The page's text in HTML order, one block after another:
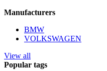
Manufacturers
BMW
VOLKSWAGEN
View all
Popular tags